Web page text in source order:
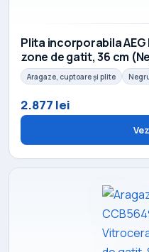
Plita incorporabila AEG
zone de gatit, 36 cm
Aragaze, cuptoare și plite
2.877 lei